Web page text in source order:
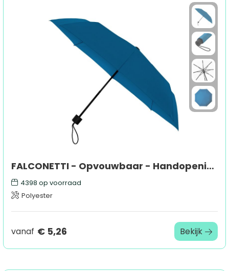
FALCONETTI - Opvouwbaar - Handopening - Windproof - 90 cm
4398 op voorraad
Polyester
vanaf € 5,26 Bekijk